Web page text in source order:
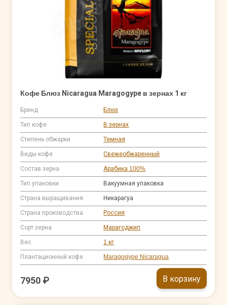
Кофе Блюз Nicaragua Maragogype в зернах 1 кг
Бренд Блюз
Тип кофе В зернах
Степень обжарки Темная
Виды кофе Свежеобжаренный
Состав зерна Арабика 100%
Тип упаковки Вакуумная упаковка
Страна выращивания Никарагуа
Страна производства Россия
Сорт зерна Марагоджип
Вес 1 кг
Плантационный кофе Maragogype Nicaragua
7950 ₽ В корзину